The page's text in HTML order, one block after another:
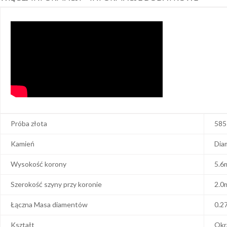
Próba złota 585
Kamień
Wysokość korony
Szerokość szyny przy koronie
Łączna Masa diamentów
Kształt